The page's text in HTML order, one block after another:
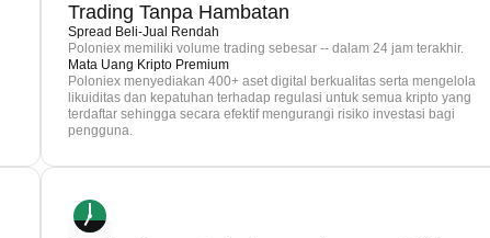
Trading Tanpa Hambatan
Spread Beli-Jual Rendah
Poloniex memiliki volume trading sebesar -- dalam 24 jam terakhir.
Mata Uang Kripto Premium
Poloniex menyediakan 400+ aset digital berkualitas serta mengelola
likuiditas dan kepatuhan terhadap regulasi untuk semua kripto yang
terdaftar sehingga secara efektif mengurangi risiko investasi bagi
pengguna.